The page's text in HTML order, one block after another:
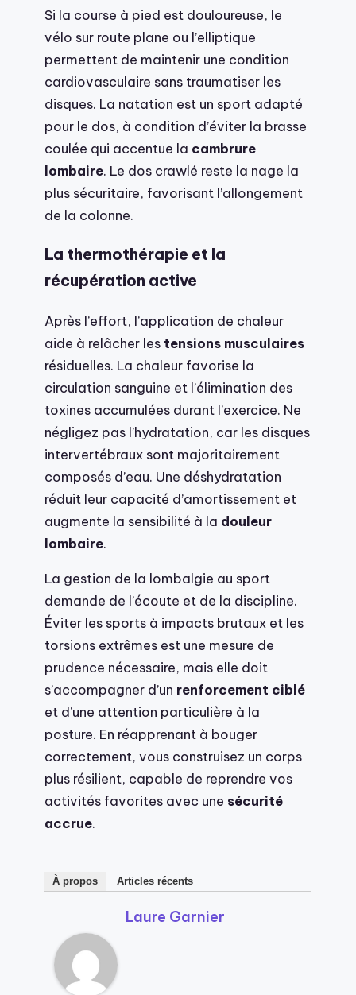
Si la course à pied est douloureuse, le
vélo sur route plane ou l’elliptique
permettent de maintenir une condition
cardiovasculaire sans traumatiser les
disques. La natation est un sport adapté
pour le dos, à condition d’éviter la brasse
coulée qui accentue la cambrure
lombaire. Le dos crawlé reste la nage la
plus sécuritaire, favorisant l’allongement
de la colonne.
La thermothérapie et la
récupération active
Après l’effort, l’application de chaleur
aide à relâcher les tensions musculaires
résiduelles. La chaleur favorise la
circulation sanguine et l’élimination des
toxines accumulées durant l’exercice. Ne
négligez pas l’hydratation, car les disques
intervertébraux sont majoritairement
composés d’eau. Une déshydratation
réduit leur capacité d’amortissement et
augmente la sensibilité à la douleur
lombaire.
La gestion de la lombalgie au sport
demande de l’écoute et de la discipline.
Éviter les sports à impacts brutaux et les
torsions extrêmes est une mesure de
prudence nécessaire, mais elle doit
s’accompagner d’un renforcement ciblé
et d’une attention particulière à la
posture. En réapprenant à bouger
correctement, vous construisez un corps
plus résilient, capable de reprendre vos
activités favorites avec une sécurité
accrue.
À propos Articles récents
Laure Garnier